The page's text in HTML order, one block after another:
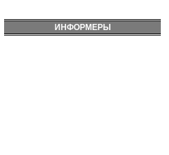
ИНФОРМЕРЫ